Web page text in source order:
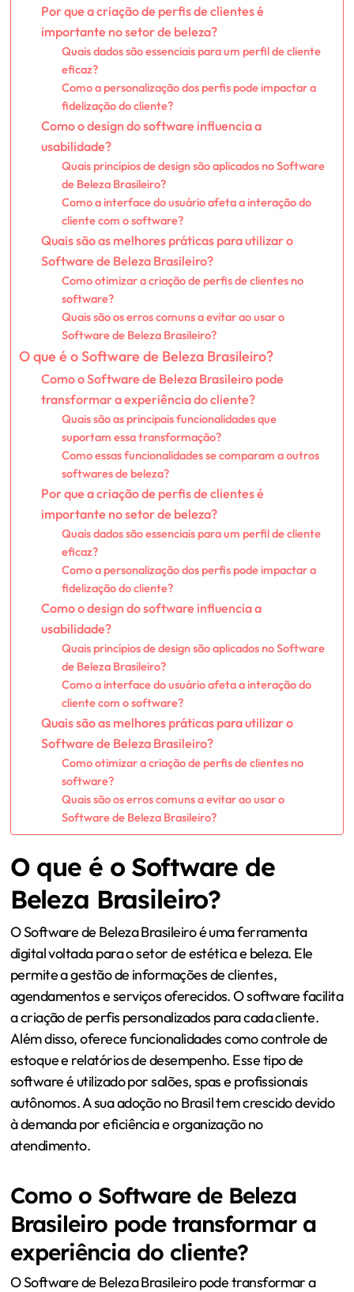
Por que a criação de perfis de clientes é
importante no setor de beleza?
Quais dados são essenciais para um perfil de cliente
eficaz?
Como a personalização dos perfis pode impactar a
fidelização do cliente?
Como o design do software influencia a
usabilidade?
Quais princípios de design são aplicados no Software
de Beleza Brasileiro?
Como a interface do usuário afeta a interação do
cliente com o software?
Quais são as melhores práticas para utilizar o
Software de Beleza Brasileiro?
Como otimizar a criação de perfis de clientes no
software?
Quais são os erros comuns a evitar ao usar o
Software de Beleza Brasileiro?
O que é o Software de Beleza Brasileiro?
Como o Software de Beleza Brasileiro pode
transformar a experiência do cliente?
Quais são as principais funcionalidades que
suportam essa transformação?
Como essas funcionalidades se comparam a outros
softwares de beleza?
Por que a criação de perfis de clientes é
importante no setor de beleza?
Quais dados são essenciais para um perfil de cliente
eficaz?
Como a personalização dos perfis pode impactar a
fidelização do cliente?
Como o design do software influencia a
usabilidade?
Quais princípios de design são aplicados no Software
de Beleza Brasileiro?
Como a interface do usuário afeta a interação do
cliente com o software?
Quais são as melhores práticas para utilizar o
Software de Beleza Brasileiro?
Como otimizar a criação de perfis de clientes no
software?
Quais são os erros comuns a evitar ao usar o
Software de Beleza Brasileiro?
O que é o Software de
Beleza Brasileiro?
O Software de Beleza Brasileiro é uma ferramenta
digital voltada para o setor de estética e beleza. Ele
permite a gestão de informações de clientes,
agendamentos e serviços oferecidos. O software facilita
a criação de perfis personalizados para cada cliente.
Além disso, oferece funcionalidades como controle de
estoque e relatórios de desempenho. Esse tipo de
software é utilizado por salões, spas e profissionais
autônomos. A sua adoção no Brasil tem crescido devido
à demanda por eficiência e organização no
atendimento.
Como o Software de Beleza
Brasileiro pode transformar a
experiência do cliente?
O Software de Beleza Brasileiro pode transformar a